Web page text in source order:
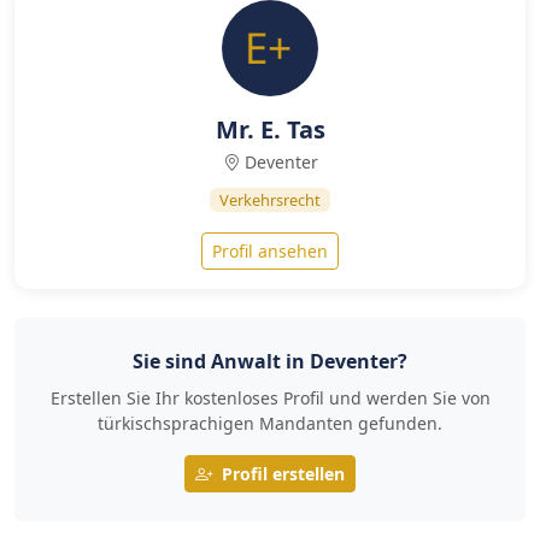
Mr. E. Tas
Deventer
Verkehrsrecht
Profil ansehen
Sie sind Anwalt in Deventer?
Erstellen Sie Ihr kostenloses Profil und werden Sie von
türkischsprachigen Mandanten gefunden.
Profil erstellen